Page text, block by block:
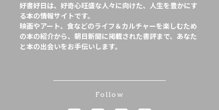
好書好日は、好奇心旺盛な人々に向けた、人生を豊かにす
る本の情報サイトです。
映画やアート、食などのライフ＆カルチャーを楽しむため
の本の紹介から、朝日新聞に掲載された書評まで、あなた
と本の出会いをお手伝いします。
Follow